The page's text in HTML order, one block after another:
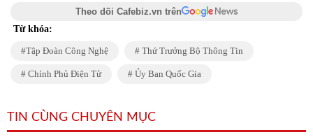
Theo dõi Cafebiz.vn trên
Từ khóa:
Tập Đoàn Công Nghệ Thứ Trưởng Bộ Thông Tin
Chính Phủ Điện Tử Ủy Ban Quốc Gia
TIN CÙNG CHUYÊN MỤC